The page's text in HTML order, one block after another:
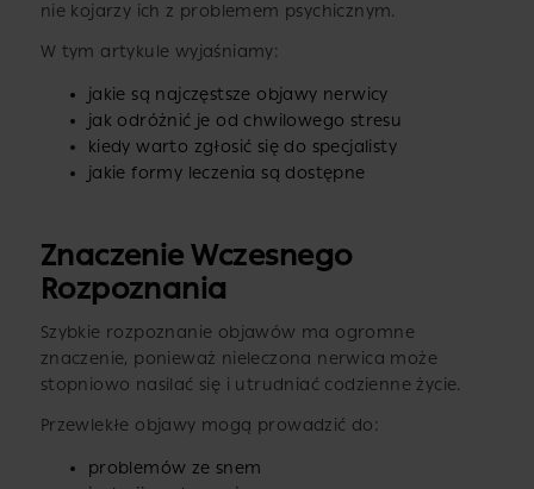
nie kojarzy ich z problemem psychicznym.
W tym artykule wyjaśniamy:
jakie są najczęstsze objawy nerwicy
jak odróżnić je od chwilowego stresu
kiedy warto zgłosić się do specjalisty
jakie formy leczenia są dostępne
Znaczenie Wczesnego
Rozpoznania
Szybkie rozpoznanie objawów ma ogromne
znaczenie, ponieważ nieleczona nerwica może
stopniowo nasilać się i utrudniać codzienne życie.
Przewlekłe objawy mogą prowadzić do:
problemów ze snem